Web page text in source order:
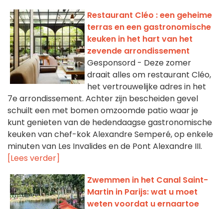
Restaurant Cléo : een geheime
terras en een gastronomische
keuken in het hart van het
zevende arrondissement
Gesponsord - Deze zomer
draait alles om restaurant Cléo,
het vertrouwelijke adres in het
7e arrondissement. Achter zijn bescheiden gevel
schuilt een met bomen omzoomde patio waar je
kunt genieten van de hedendaagse gastronomische
keuken van chef-kok Alexandre Semperé, op enkele
minuten van Les Invalides en de Pont Alexandre III.
[Lees verder]
Zwemmen in het Canal Saint-
Martin in Parijs: wat u moet
weten voordat u ernaartoe